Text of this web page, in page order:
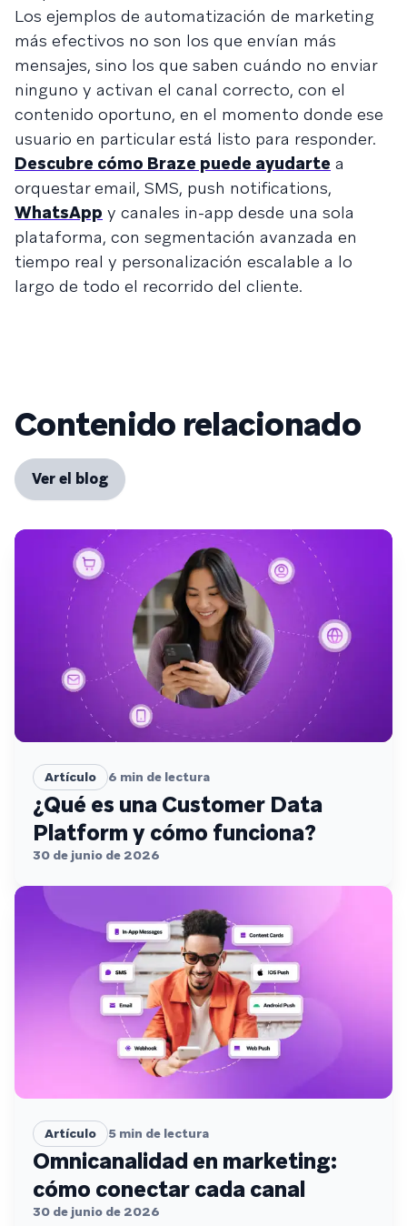
Los ejemplos de automatización de marketing
más efectivos no son los que envían más
mensajes, sino los que saben cuándo no enviar
ninguno y activan el canal correcto, con el
contenido oportuno, en el momento donde ese
usuario en particular está listo para responder.
Descubre cómo Braze puede ayudarte a
orquestar email, SMS, push notifications,
WhatsApp y canales in-app desde una sola
plataforma, con segmentación avanzada en
tiempo real y personalización escalable a lo
largo de todo el recorrido del cliente.
Contenido relacionado
Ver el blog
Artículo 6 min de lectura
¿Qué es una Customer Data
Platform y cómo funciona?
30 de junio de 2026
Artículo 5 min de lectura
Omnicanalidad en marketing:
cómo conectar cada canal
30 de junio de 2026